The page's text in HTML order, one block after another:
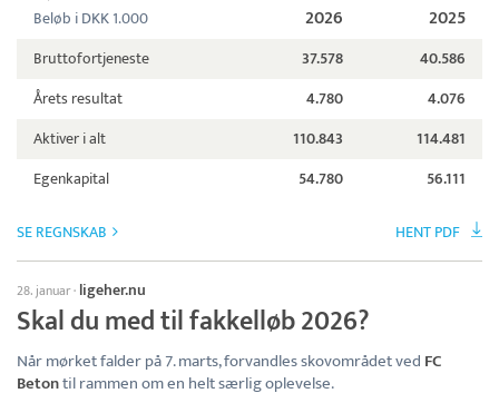
Beløb i DKK 1.000 2026 2025
Bruttofortjeneste 37.578
40.586
Årets resultat
4.780
4.076
Aktiver i alt
110.843
114.481
Egenkapital
54.780 56.111
SE REGNSKAB HENT PDF
28. januar· ligeher.nu
Skal du med til fakkelløb 2026?
Når mørket falder på 7. marts, forvandles skovområdet ved FC
Betontil rammen om en helt særlig oplevelse.